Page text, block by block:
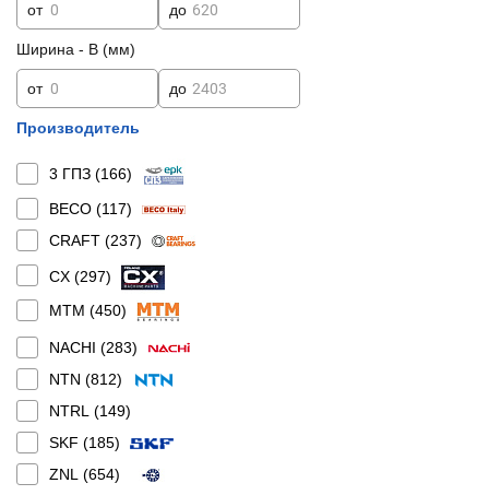
от до
Ширина - B (мм)
от до
Производитель
3 ГПЗ (166)
BECO (117)
CRAFT (237)
CX (297)
MTM (450)
NACHI (283)
NTN (812)
NTRL (149)
SKF (185)
ZNL (654)